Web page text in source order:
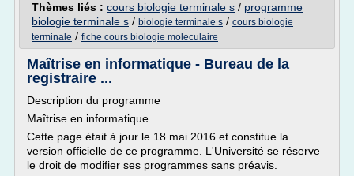
Thèmes liés : cours biologie terminale s / programme
biologie terminale s / biologie terminale s / cours biologie
terminale / fiche cours biologie moleculaire
Maîtrise en informatique - Bureau de la
registraire ...
Description du programme
Maîtrise en informatique
Cette page était à jour le 18 mai 2016 et constitue la
version officielle de ce programme. L'Université se réserve
le droit de modifier ses programmes sans préavis.